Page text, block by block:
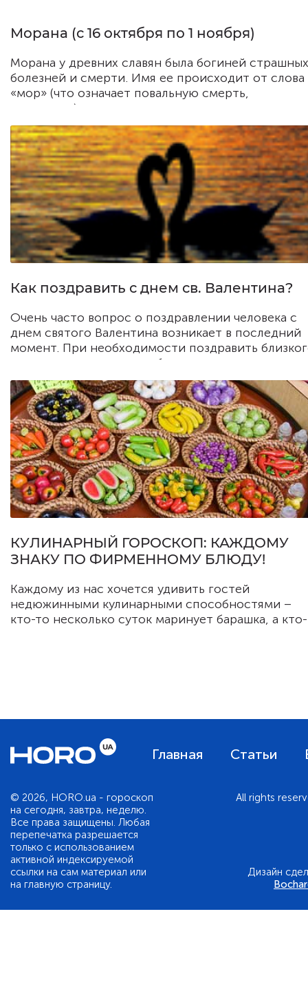
Морана (с 16 октября по 1 ноября)
Морана у древних славян была богиней страшных
болезней и смерти. Имя ее происходит от слова
«мор» (что означает повальную смерть,
эпидемию).
Как поздравить с днем св. Валентина?
Очень часто вопрос о поздравлении человека с
днем святого Валентина возникает в последний
момент. При необходимости поздравить
человека вряд ли кто-нибудь сможет
банальной валентинкой, ведь в этот день
удивить, показать свою любовь и заботу.
КУЛИНАРНЫЙ ГОРОСКОП: КАЖДОМУ
ЗНАКУ ПО ФИРМЕННОМУ БЛЮДУ!
Каждому из нас хочется удивить гостей
недюжинными кулинарными способностями –
кто-то несколько суток маринует барашка, а кто-
приготовлении пищи! Тельцы любят и умеют
готовить простую, а главное, вкусную пищу –
практичные козероги не порадуют гостей фуа
с трюфелями или молекулярной кухней – им
больше по душе традиционное сочетание
«котлета-макароны».
Главная Статьи
© 2026, HORO.ua - гороскоп
на сегодня, завтра, неделю.
Все права защищены. Любая
перепечатка разрешается
только с использованием
активной индексируемой
ссылки на сам материал или
на главную страницу.
All rights
Дизайн